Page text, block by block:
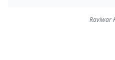
Raviwar